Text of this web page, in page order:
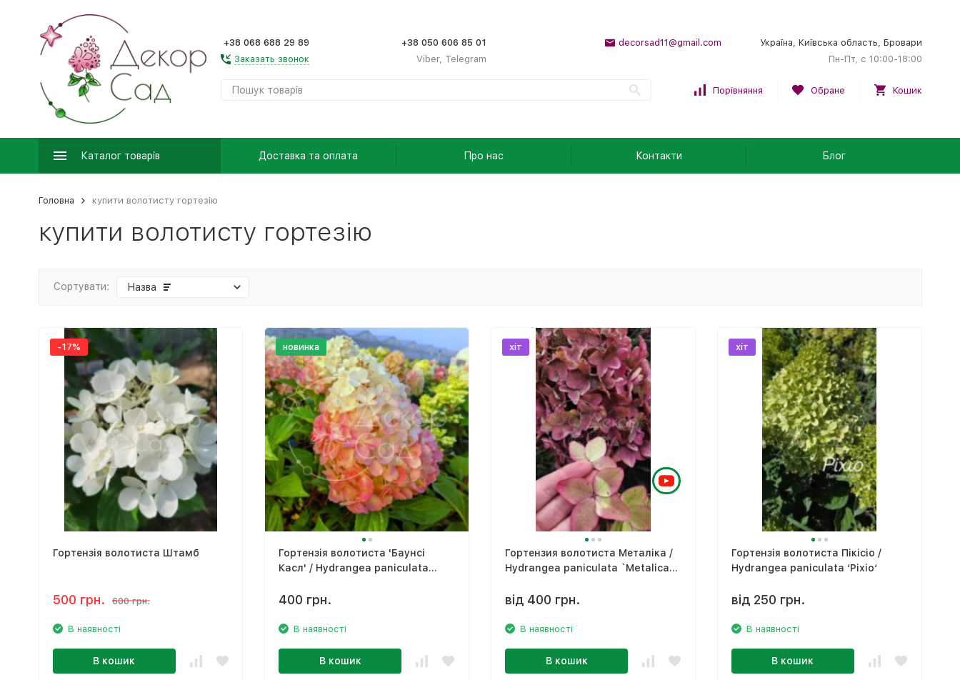
+38 068 688 29 89
Заказать звонок
+38 050 606 85 01
Viber, Telegram
decorsad11@gmail.com
Україна, Київська область, Бровари
Пн-Пт, с 10:00-18:00
Порівняння Обране Кошик
Каталог товарів Доставка та оплата Про нас Контакти Блог
Головна купити волотисту гортезію
купити волотисту гортезію
Сортувати: Назва
-17%
Гортензія волотиста Штамб
500 грн. 600 грн.
В наявності
В кошик
новинка
Гортензія волотиста 'Баунсі
Касл' / Hydrangea paniculata
400 грн.
В наявності
В кошик
хіт
Гортензия волотиста Металіка /
Hydrangea paniculata `Metalica`
від 400 грн.
В наявності
В кошик
хіт
Гортензія волотиста Пікісіо /
Hydrangea paniculata ‘Pixio‘
від 250 грн.
В наявності
В кошик